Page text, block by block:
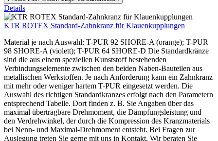
Details
KTR ROTEX Standard-Zahnkranz für Klauenkupplungen
Material je nach Auswahl: T-PUR 92 SHORE-A (orange); T-PUR
98 SHORE-A (violett); T-PUR 64 SHORE-D Die Standardkränze
sind die aus einem speziellen Kunststoff bestehenden
Verbindungselemente zwischen den beiden Naben-Bauteilen aus
metallischen Werkstoffen. Je nach Anforderung kann ein Zahnkranz
mit mehr oder weniger hartem T-PUR eingesetzt werden. Die
Auswahl des richtigen Standardkranzes erfolgt nach den Parametern
entsprechend Tabelle. Dort finden z. B. Sie Angaben über das
maximal übertragbare Drehmoment, die Dämpfungsleistung und
den Verdrehwinkel, der durch die Kompression des Kranzmaterials
bei Nenn- und Maximal-Drehmoment entsteht. Bei Fragen zur
Auslegung treten Sie gerne mit uns in Kontakt. Wir beraten Sie